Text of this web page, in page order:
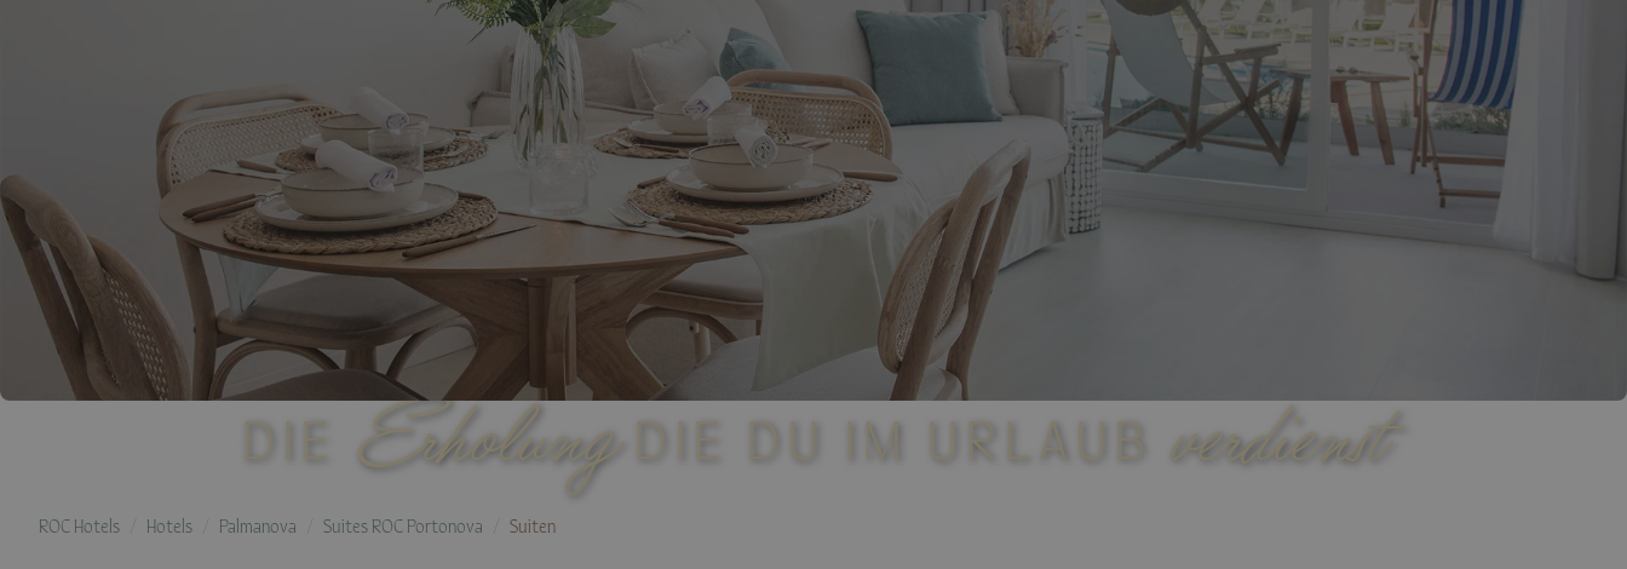
DIE ErholungDIE DU IM URLAUB verdienst
ROC Hotels Hotels Palmanova Suites ROC Portonova Suiten